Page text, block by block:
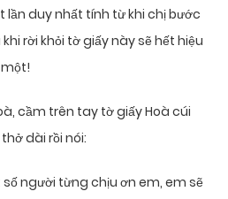
lần duy nhất tính từ khi chị bước
rời khỏi tờ giấy này sẽ hết hiệu
cầm trên tay tờ giấy Hoà cúi
dài rồi nói:
người từng chịu ơn em, em sẽ